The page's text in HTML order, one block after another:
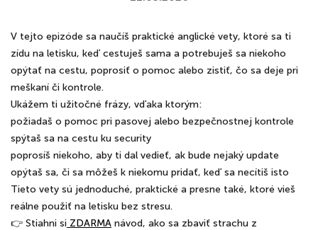
V tejto epizóde sa naučíš praktické anglické vety, ktoré sa ti
zídu na letisku, keď cestuješ sama a potrebuješ sa niekoho
opýtať na cestu, poprosiť o pomoc alebo zistiť, čo sa deje pri
meškaní či kontrole.
Ukážem ti užitočné frázy, vďaka ktorým:
požiadaš o pomoc pri pasovej alebo bezpečnostnej kontrole
spýtaš sa na cestu ku security
poprosíš niekoho, aby ti dal vedieť, ak bude nejaký update
opýtaš sa, či sa môžeš k niekomu pridať, keď sa necítiš isto
Tieto vety sú jednoduché, praktické a presne také, ktoré vieš
reálne použiť na letisku bez stresu.
👉 Stiahni si ZDARMA návod, ako sa zbaviť strachu z